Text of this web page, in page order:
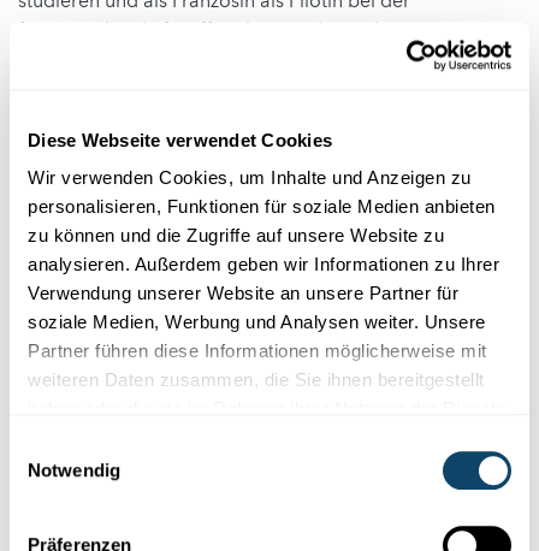
Diese Webseite verwendet Cookies
Wir verwenden Cookies, um Inhalte und Anzeigen zu
personalisieren, Funktionen für soziale Medien anbieten
zu können und die Zugriffe auf unsere Website zu
analysieren. Außerdem geben wir Informationen zu Ihrer
Verwendung unserer Website an unsere Partner für
soziale Medien, Werbung und Analysen weiter. Unsere
Partner führen diese Informationen möglicherweise mit
weiteren Daten zusammen, die Sie ihnen bereitgestellt
Notwendig
Präferenzen
französischen Luftwaffe arbeiten, die auch eine
Raumfahrtbasis hat. Zurzeit informiere ich mich über die
französische Luft- und Raumfahrtakademie. Es gibt viele
Optionen!
Willst Du denn nicht Astronautin
werden?
Léonore:Das ist mein Lebenstraum! Bei einem Praktikum
konnte ich die junge französische AstronautinSophie
begleiten. Dort trainierte sie für Außenbordarbeiten, bei
denen die Astronauten die Internationale
einem Schwimmbad. Sophie Adenot war